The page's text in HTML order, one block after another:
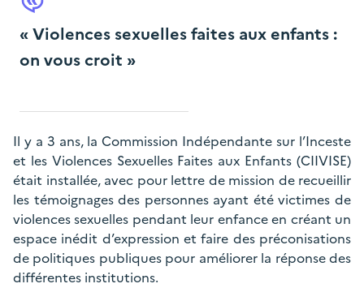
« Violences sexuelles faites aux enfants :
on vous croit »
Il y a 3 ans, la Commission Indépendante sur l’Inceste
et les Violences Sexuelles Faites aux Enfants (CIIVISE)
était installée, avec pour lettre de mission de recueillir
les témoignages des personnes ayant été victimes de
violences sexuelles pendant leur enfance en créant un
espace inédit d’expression et faire des préconisations
de politiques publiques pour améliorer la réponse des
différentes institutions.